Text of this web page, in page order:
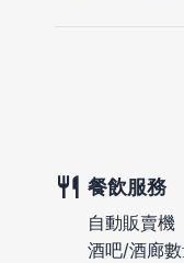
餐飲服務
自動販賣機
酒吧/酒廊